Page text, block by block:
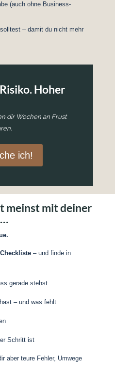
(auch ohne Business-
– damit du nicht mehr
Hoher
dir Wochen an Frust
ich!
meinst mit deiner
– und finde in
gerade stehst
– und was fehlt
Schritt ist
aber teure Fehler, Umwege